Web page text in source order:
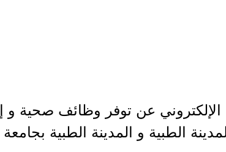
عن توفر وظائف صحية و
الطبية و المدينة الطبية